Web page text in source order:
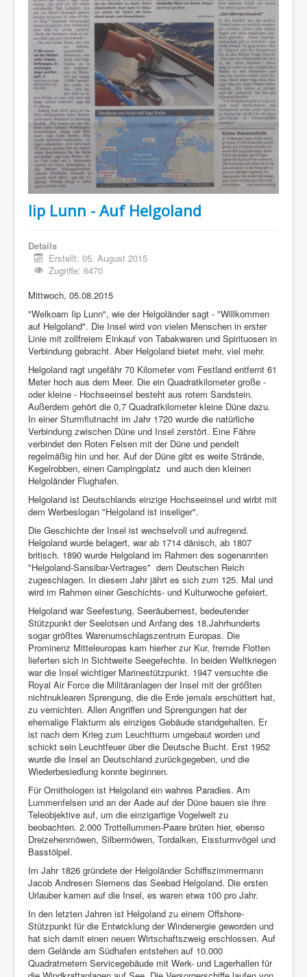
Iip Lunn - Auf Helgoland
Details
Erstellt: 05. August 2015
Zugriffe: 6470
Mittwoch, 05.08.2015
"Welkoam Iip Lunn", wie der Helgoländer sagt - "Willkommen
auf Helgoland". Die Insel wird von vielen Menschen in erster
Linie mit zollfreiem Einkauf von Tabakwaren und Spirituosen in
Verbindung gebracht. Aber Helgoland bietet mehr, viel mehr.
Helgoland ragt ungefähr 70 Kilometer vom Festland entfernt 61
Meter hoch aus dem Meer. Die ein Quadratkilometer große -
oder kleine - Hochseeinsel besteht aus rotem Sandstein.
Außerdem gehört die 0,7 Quadratkilometer kleine Düne dazu.
In einer Sturmflutnacht im Jahr 1720 wurde die natürliche
Verbindung zwischen Düne und Insel zerstört. Eine Fähre
verbindet den Roten Felsen mit der Düne und pendelt
regelmäßig hin und her. Auf der Düne gibt es weite Strände,
Kegelrobben, einen Campingplatz und auch den kleinen
Helgoländer Flughafen.
Helgoland ist Deutschlands einzige Hochseeinsel und wirbt mit
dem Werbeslogan "Helgoland ist inseliger".
Die Geschichte der Insel ist wechselvoll und aufregend.
Helgoland wurde belagert, war ab 1714 dänisch, ab 1807
britisch. 1890 wurde Helgoland im Rahmen des sogenannten
"Helgoland-Sansibar-Vertrages" dem Deutschen Reich
zugeschlagen. In diesem Jahr jährt es sich zum 125. Mal und
wird im Rahmen einer Geschichts- und Kulturwoche gefeiert.
Helgoland war Seefestung, Seeräubernest, bedeutender
Stützpunkt der Seelotsen und Anfang des 18.Jahrhunderts
sogar größtes Warenumschlagszentrum Europas. Die
Prominenz Mitteleuropas kam hierher zur Kur, fremde Flotten
lieferten sich in Sichtweite Seegefechte. In beiden Weltkriegen
war die Insel wichtiger Marinestützpunkt. 1947 versuchte die
Royal Air Force die Militäranlagen der Insel mit der größten
nichtnuklearen Sprengung, die die Erde jemals erschüttert hat,
zu vernichten. Allen Angriffen und Sprengungen hat der
ehemalige Flakturm als einziges Gebäude standgehalten. Er
ist nach dem Krieg zum Leuchtturm umgebaut worden und
schickt sein Leuchtfeuer über die Deutsche Bucht. Erst 1952
wurde die Insel an Deutschland zurückgegeben, und die
Wiederbesiedlung konnte beginnen.
Für Ornithologen ist Helgoland ein wahres Paradies. Am
Lummenfelsen und an der Aade auf der Düne bauen sie ihre
Teleobjektive auf, um die einzigartige Vogelwelt zu
beobachten. 2.000 Trottellummen-Paare brüten hier, ebenso
Dreizehenmöwen, Silbermöwen, Tordalken, Eissturmvögel und
Basstölpel.
Im Jahr 1826 gründete der Helgoländer Schiffszimmermann
Jacob Andresen Siemens das Seebad Helgoland. Die ersten
Urlauber kamen auf die Insel, es waren etwa 100 pro Jahr.
In den letzten Jahren ist Helgoland zu einem Offshore-
Stützpunkt für die Entwicklung der Windenergie geworden und
hat sich damit einen neuen Wirtschaftszweig erschlossen. Auf
dem Gelände am Südhafen entstehen auf 10.000
Quadratmetern Servicegebäude mit Werk- und Lagerhallen für